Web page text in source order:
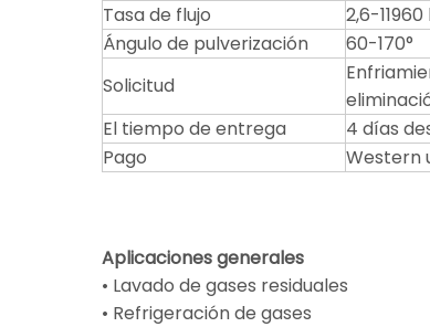
Tasa de flujo
2,6-
Ángulo de pulverización
60-170°
Solicitud
El tiempo de entrega
4 días
Pago
Western
Aplicaciones generales
• Lavado de gases residuales
• Refrigeración de gases